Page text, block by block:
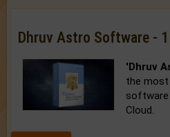
Dhruv Astro Software - 1
'Dhruv
the most
software
Cloud.